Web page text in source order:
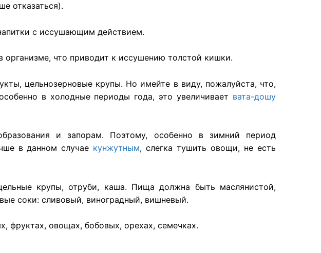
отказаться).
с иссушающим действием.
организме, что приводит к иссушению толстой кишки.
цельнозерновые крупы. Но имейте в виду, пожалуйста, что,
в холодные периоды года, это увеличивает вата-дошу
и запорам. Поэтому, особенно в зимний период
в данном случае кунжутным, слегка тушить овощи, не есть
крупы, отруби, каша. Пища должна быть маслянистой,
соки: сливовый, виноградный, вишневый.
фруктах, овощах, бобовых, орехах, семечках.